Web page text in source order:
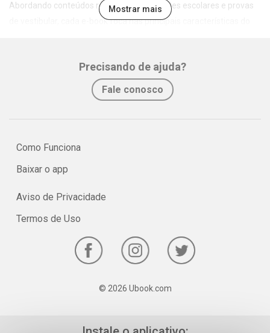
Abordando conteúdos recorrentes em testes escolares e provas
de vestibular, cada e-book foca nas principais características do
No e-book "Prof. explica!” Biologia para o 3º ano do Ensino Médio
serão vistos os principais pontos sobre o estudo dos seres vivos!
Mostrar mais
Precisando de ajuda?
Fale conosco
Como Funciona
Baixar o app
Aviso de Privacidade
Termos de Uso
© 2026 Ubook.com